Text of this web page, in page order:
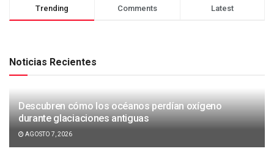
Trending Comments Latest
Noticias Recientes
Descubren cómo los océanos perdían oxígeno
durante glaciaciones antiguas
AGOSTO 7, 2026